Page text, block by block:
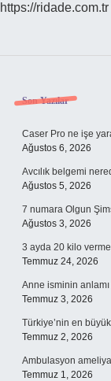
https://ridade.com.tr
Sidebar
Son Yazılar
Caser Pro ne işe
Ağustos 6, 2026
Avcılık belgemi
Ağustos 5, 2026
7 numara Olgun
Ağustos 3, 2026
3 ayda 20 kilo
Temmuz 24, 2026
Anne isminin
Temmuz 3, 2026
Türkiye’nin en
Temmuz 2, 2026
Ambulasyon
Temmuz 1, 2026